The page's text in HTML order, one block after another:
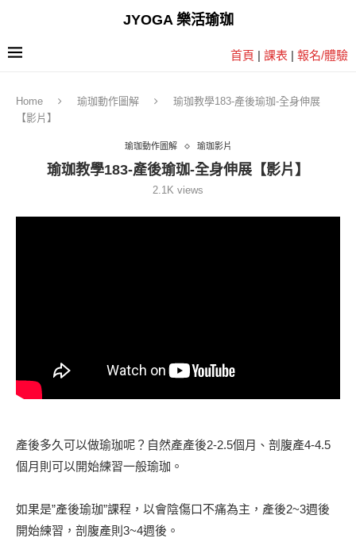
JYOGA 樂活瑜珈
首頁 | 課表 | 報名/體驗
Home 瑜珈動作圖解
瑜珈教學183-產後瑜珈-全身伸展
【影片】
瑜珈動作圖解 瑜珈影片
瑜珈教學183-產後瑜珈-全身伸展【影片】
2.1K views
產後多久可以做瑜珈呢？自然產產後2-2.5個月、剖腹產4-4.5
個月則可以開始練習一般瑜珈。
如果是”產後瑜珈”課程，以會陰傷口不痛為主，產後2~3週後
開始練習，剖腹產則3~4週後。